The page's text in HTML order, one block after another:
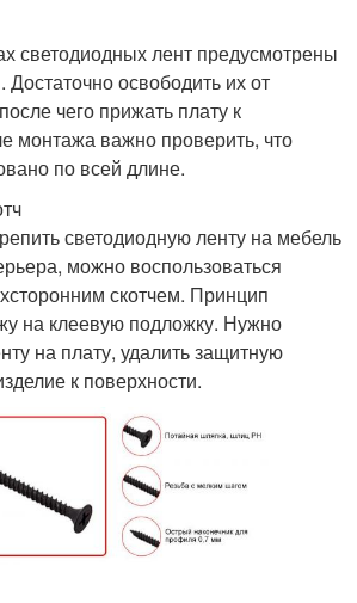
светодиодных лент предусмотрены
освободить их от
чего прижать плату к
монтажа важно проверить, что
по всей длине.
светодиодную ленту на мебель
можно воспользоваться
скотчем. Принцип
на клеевую подложку. Нужно
на плату, удалить защитную
к поверхности.